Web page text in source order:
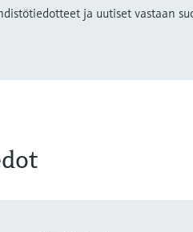
ja uutiset vastaan